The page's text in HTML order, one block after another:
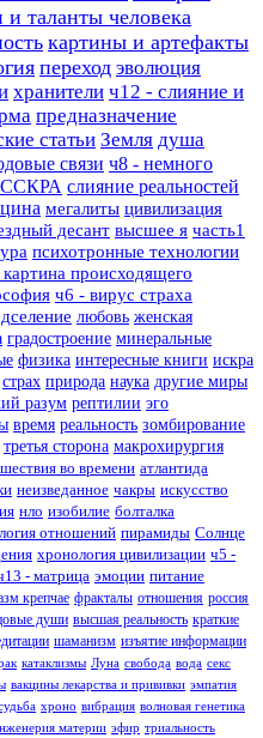
и таланты человека
картины и артефакты
переход эволюция
хранители ч12 - слияние и
предназначение
статьи Земля душа
связи ч8 - немного
слияние реальностей
мегалиты цивилизация
десант высшее я часть1
психотронные технологии
происходящего
ч6 - вирус страха
любовь женская
градостроение минеральные
физика интересные книги искра
страх природа наука другие миры
разум рептилии эго
время реальность зомбирование
третья сторона макрохирургия
во времени атлантида
неизведанное чакры искусство
нло изобилие болталка
отношений пирамиды Солнце
хронология цивилизации ч5 -
- матрица эмоции питание
крепчае фракталы отношения россия
души высшая реальность краткие
шаманизм изъятие информации
катаклизмы Луна свобода вода секс
вакцины лекарства и прививки эмпатия
хроно вибрация волновая генетика
материи эфир триальность